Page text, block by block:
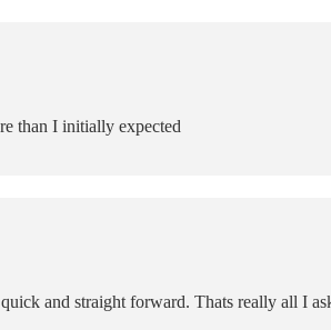
than I initially expected
and straight forward. Thats really all I